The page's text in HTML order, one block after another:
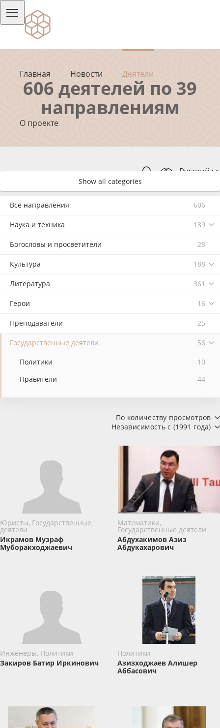
Главная Новости Деятели
О проекте
Русский
606 деятелей по 39
направлениям
Show all categories
Все направления 606
Наука и техника 189
Богословы и просветители 28
Культура 188
Литература 361
Герои 16
Преподаватели 25
Государственные деятели 56
Политики
10
Правители
44
По количеству просмотров
Независимость с (1991 года)
Юристы, Государственные
деятели
Икрамов ​Музраф
Муборакходжаевич
Математики,
Государственные деятели
Абдухакимов Азиз
Абдукахарович
Инженеры, Политики
Закиров Батир Иркинович
Политики
Азизходжаев Алишер
Аббасович